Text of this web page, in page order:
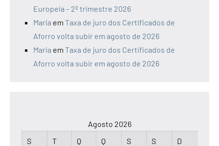
Europeia – 2º trimestre 2026
Maria em Taxa de juro dos Certificados de
Aforro volta subir em agosto de 2026
Maria em Taxa de juro dos Certificados de
Aforro volta subir em agosto de 2026
Agosto 2026
S
T Q Q S S D